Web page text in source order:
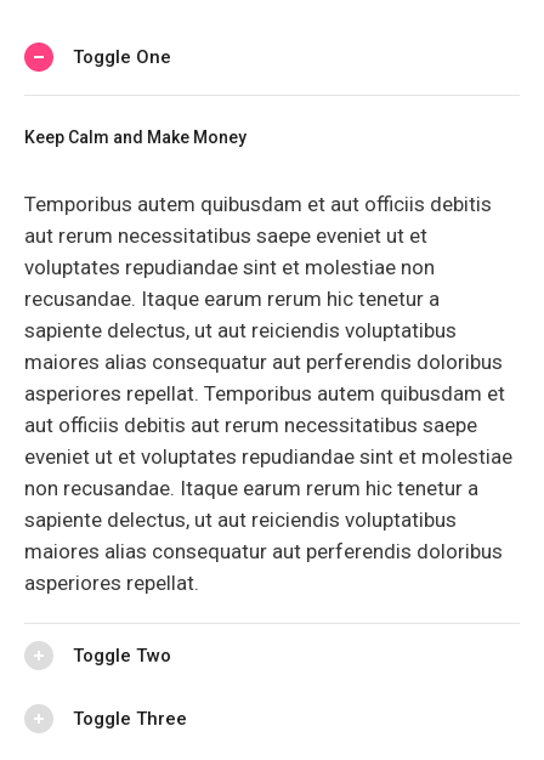
Toggle One
Keep Calm and Make Money
Temporibus autem quibusdam et aut officiis debitis
aut rerum necessitatibus saepe eveniet ut et
voluptates repudiandae sint et molestiae non
recusandae. Itaque earum rerum hic tenetur a
sapiente delectus, ut aut reiciendis voluptatibus
maiores alias consequatur aut perferendis doloribus
asperiores repellat. Temporibus autem quibusdam et
aut officiis debitis aut rerum necessitatibus saepe
eveniet ut et voluptates repudiandae sint et molestiae
non recusandae. Itaque earum rerum hic tenetur a
sapiente delectus, ut aut reiciendis voluptatibus
maiores alias consequatur aut perferendis doloribus
asperiores repellat.
Toggle Two
Toggle Three